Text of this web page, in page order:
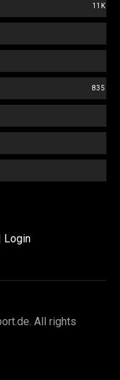
11K
835
Login
All rights